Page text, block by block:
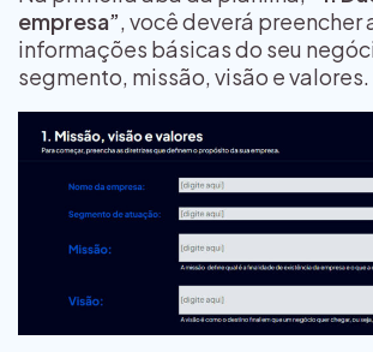
empresa”, você deverá preencher
informações básicas do seu
segmento, missão, visão e valores.